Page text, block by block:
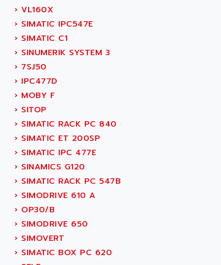
AXODYN
SMD
8200 VECTOR
GP2000 SERIE
C50
SMARTDRIVE VF1000
NUMECOR
MINICOR
631
DBS
CQM1H
ESG
TP27
MOVIDRIVE
MDS
COMBIVERT
COMBIVERT S4
VSF
TI-305
AMPIRE
AMPLICON
AMRI-KSB
AMSAMOTION
AMTE
AMX
ANAHEIM AUTOMATION
ANALOG
ANALOG DEVICES
ANALOGIC
ANALOX
ANATEL
ANCA
ANCAR
ANDERS ELECTRONICS
ANDERSON POWER PRODUCTS
ANDERSON-NEGELE
ANDRON
› VL160X
› SIMATIC IPC547E
› SIMATIC C1
› SINUMERIK SYSTEM 3
› 7SJ50
› IPC477D
› MOBY F
› SITOP
› SIMATIC RACK PC 840
› SIMATIC ET 200SP
› SIMATIC IPC 477E
› SINAMICS G120
› SIMATIC RACK PC 547B
› SIMODRIVE 610 A
› OP30/B
› SIMODRIVE 650
› SIMOVERT
› SIMATIC BOX PC 620